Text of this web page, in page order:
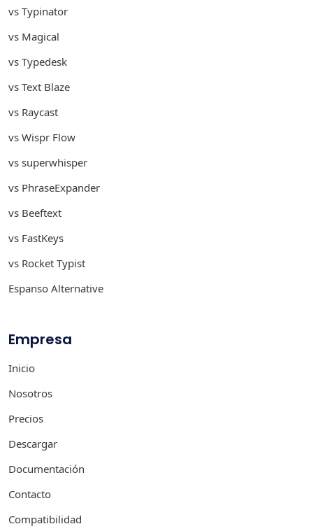
vs Typinator
vs Magical
vs Typedesk
vs Text Blaze
vs Raycast
vs Wispr Flow
vs superwhisper
vs PhraseExpander
vs Beeftext
vs FastKeys
vs Rocket Typist
Espanso Alternative
Empresa
Inicio
Nosotros
Precios
Descargar
Documentación
Contacto
Compatibilidad